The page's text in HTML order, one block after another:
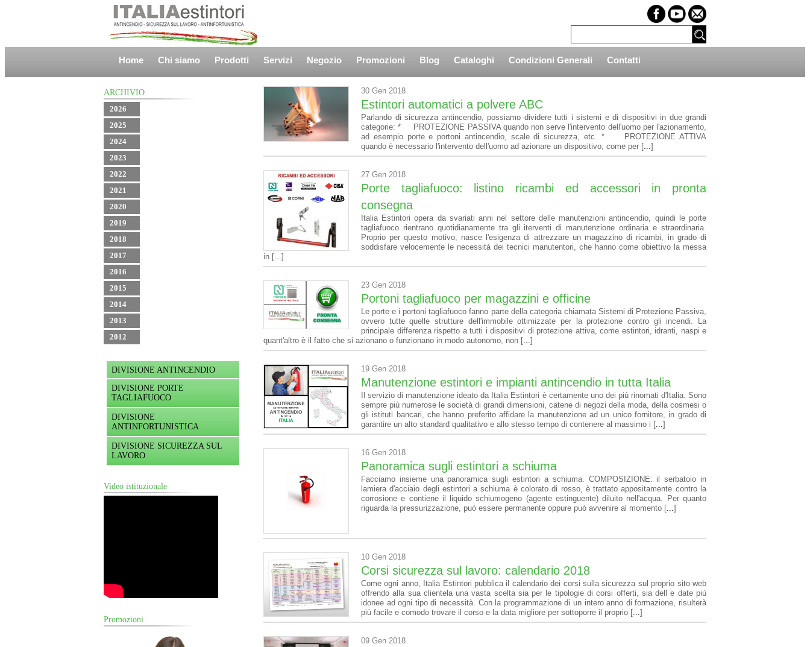
Home Chi siamo Prodotti Servizi Negozio Promozioni Blog Cataloghi Condizioni Generali Contatti
ARCHIVIO
2026
2025
2024
2023
2022
2021
2020
2019
2018
2017
2016
2015
2014
2013
2012
DIVISIONE ANTINCENDIO
DIVISIONE PORTE
TAGLIAFUOCO
DIVISIONE
ANTINFORTUNISTICA
DIVISIONE SICUREZZA SUL
LAVORO
Video istituzionale
Promozioni
30 Gen 2018
Estintori automatici a polvere ABC
Parlando di sicurezza antincendio, possiamo dividere tutti i sistemi e di dispositivi in due grandi
categorie: * PROTEZIONE PASSIVA quando non serve l'intervento dell'uomo per l'azionamento,
ad esempio porte e portoni antincendio, scale di sicurezza, etc. * PROTEZIONE ATTIVA
quando è necessario l'intervento dell'uomo ad azionare un dispositivo, come per [...]
27 Gen 2018
Porte tagliafuoco: listino ricambi ed accessori in pronta
consegna
Italia Estintori opera da svariati anni nel settore delle manutenzioni antincendio, quindi le porte
tagliafuoco rientrano quotidianamente tra gli iterventi di manutenzione ordinaria e straordinaria.
Proprio per questo motivo, nasce l'esigenza di attrezzare un magazzino di ricambi, in grado di
soddisfare velocemente le necessità dei tecnici manutentori, che hanno come obiettivo la messa
in [...]
23 Gen 2018
Portoni tagliafuoco per magazzini e officine
Le porte e i portoni tagliafuoco fanno parte della categoria chiamata Sistemi di Protezione Passiva,
ovvero tutte quelle strutture dell'immobile ottimizzate per la protezione contro gli incendi. La
principale differenza rispetto a tutti i dispositivi di protezione attiva, come estintori, idranti, naspi e
quant'altro è il fatto che si azionano o funzionano in modo autonomo, non [...]
19 Gen 2018
Manutenzione estintori e impianti antincendio in tutta Italia
Il servizio di manutenzione ideato da Italia Estintori è certamente uno dei più rinomati d'Italia. Sono
sempre più numerose le società di grandi dimensioni, catene di negozi della moda, della cosmesi o
gli istituti bancari, che hanno preferito affidare la manutenzione ad un unico fornitore, in grado di
garantire un alto standard qualitativo e allo stesso tempo di contenere al massimo i [...]
16 Gen 2018
Panoramica sugli estintori a schiuma
Facciamo insieme una panoramica sugli estintori a schiuma. COMPOSIZIONE: il serbatoio in
lamiera d'acciaio degli estintori a schiuma è colorato di rosso, è trattato appositamente contro la
corrosione e contiene il liquido schiumogeno (agente estinguente) diluito nell'acqua. Per quanto
riguarda la pressurizzazione, può essere permanente oppure può avvenire al momento [...]
10 Gen 2018
Corsi sicurezza sul lavoro: calendario 2018
Come ogni anno, Italia Estintori pubblica il calendario dei corsi sulla sicurezza sul proprio sito web
offrendo alla sua clientela una vasta scelta sia per le tipologie di corsi offerti, sia dell e date più
idonee ad ogni tipo di necessità. Con la programmazione di un intero anno di formazione, risulterà
più facile e comodo trovare il corso e la data migliore per sottoporre il proprio [...]
09 Gen 2018